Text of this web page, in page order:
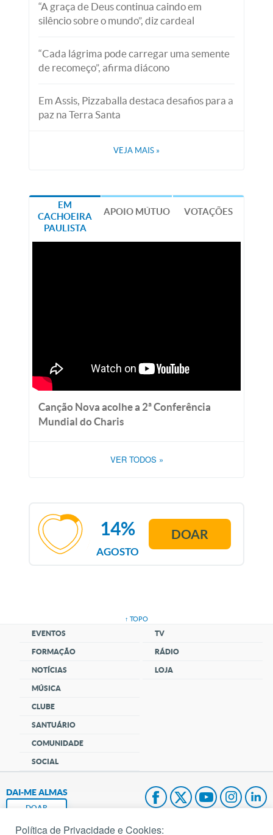
“A graça de Deus continua caindo em
silêncio sobre o mundo”, diz cardeal
“Cada lágrima pode carregar uma semente
de recomeço”, afirma diácono
Em Assis, Pizzaballa destaca desafios para a
paz na Terra Santa
VEJA MAIS »
EM
CACHOEIRA
PAULISTA
APOIO MÚTUO VOTAÇÕES
Canção Nova acolhe a 2ª Conferência
Mundial do Charis
VER TODOS »
AGOSTO
14% DOAR
↑ TOPO
EVENTOS
FORMAÇÃO
NOTÍCIAS
MÚSICA
CLUBE
SANTUÁRIO
COMUNIDADE
SOCIAL
TV
RÁDIO
LOJA
DAI-ME ALMAS
DOAR
Política de Privacidade e Cookies: